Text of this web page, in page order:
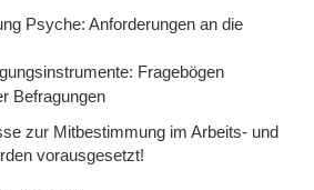
Psyche: Anforderungen an die
Fragebögen
Befragungen
zur Mitbestimmung im Arbeits- und
vorausgesetzt!